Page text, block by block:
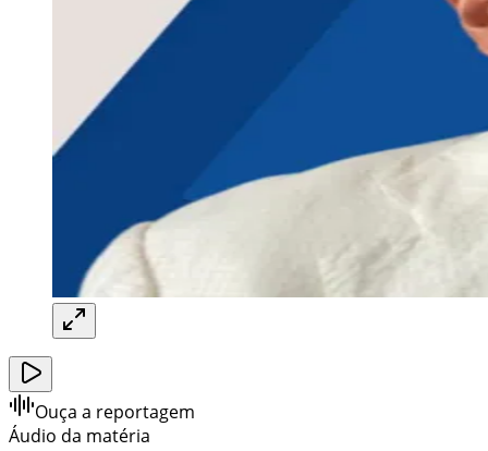
Ouça a reportagem
Áudio da matéria